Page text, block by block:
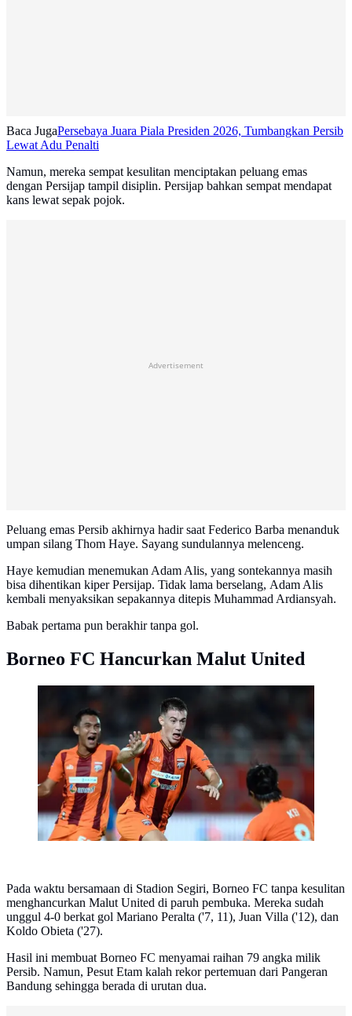
Baca JugaPersebaya Juara Piala Presiden 2026, Tumbangkan Persib
Lewat Adu Penalti
Namun, mereka sempat kesulitan menciptakan peluang emas
dengan Persijap tampil disiplin. Persijap bahkan sempat mendapat
kans lewat sepak pojok.
Advertisement
Peluang emas Persib akhirnya hadir saat Federico Barba menanduk
umpan silang Thom Haye. Sayang sundulannya melenceng.
Haye kemudian menemukan Adam Alis, yang sontekannya masih
bisa dihentikan kiper Persijap. Tidak lama berselang, Adam Alis
kembali menyaksikan sepakannya ditepis Muhammad Ardiansyah.
Babak pertama pun berakhir tanpa gol.
Borneo FC Hancurkan Malut United
Mariano Peralta, Borneo FC, BRI Super League. (Dok.
ileague.id)
Pada waktu bersamaan di Stadion Segiri, Borneo FC tanpa kesulitan
menghancurkan Malut United di paruh pembuka. Mereka sudah
unggul 4-0 berkat gol Mariano Peralta ('7, 11), Juan Villa ('12), dan
Koldo Obieta ('27).
Hasil ini membuat Borneo FC menyamai raihan 79 angka milik
Persib. Namun, Pesut Etam kalah rekor pertemuan dari Pangeran
Bandung sehingga berada di urutan dua.